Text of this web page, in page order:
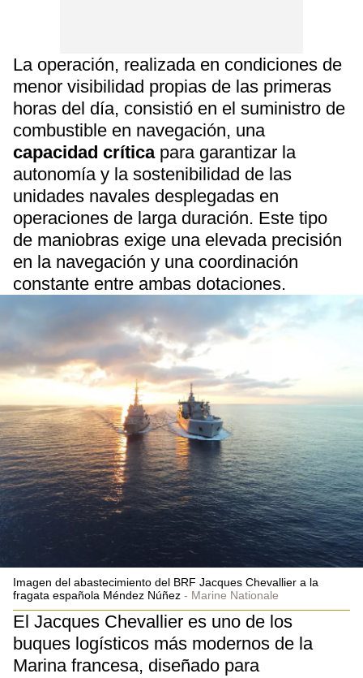
La operación, realizada en condiciones de
menor visibilidad propias de las primeras
horas del día, consistió en el suministro de
combustible en navegación, una
capacidad crítica para garantizar la
autonomía y la sostenibilidad de las
unidades navales desplegadas en
operaciones de larga duración. Este tipo
de maniobras exige una elevada precisión
en la navegación y una coordinación
constante entre ambas dotaciones.
Imagen del abastecimiento del BRF Jacques Chevallier a la
fragata española Méndez Núñez
Marine Nationale
El Jacques Chevallier es uno de los
buques logísticos más modernos de la
Marina francesa, diseñado para